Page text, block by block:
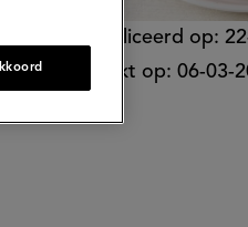
Gepubliceerd op:
Bewerkt op: 06-03-